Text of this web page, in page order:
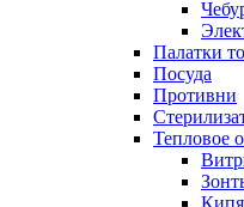
Палатки
Посуда
Противни
Тепловое